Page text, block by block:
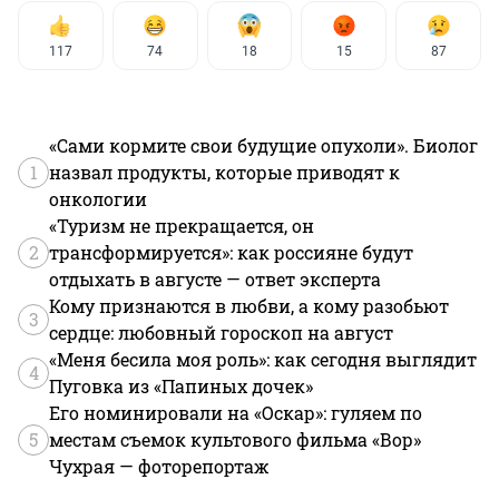
117 74 18 15 87
1
«Сами кормите свои будущие опухоли». Биолог
назвал продукты, которые приводят к
онкологии
2
«Туризм не прекращается, он
трансформируется»: как россияне будут
отдыхать в августе — ответ эксперта
3
Кому признаются в любви, а кому разобьют
сердце: любовный гороскоп на август
4
«Меня бесила моя роль»: как сегодня выглядит
Пуговка из «Папиных дочек»
5
Его номинировали на «Оскар»: гуляем по
местам съемок культового фильма «Вор»
Чухрая — фоторепортаж